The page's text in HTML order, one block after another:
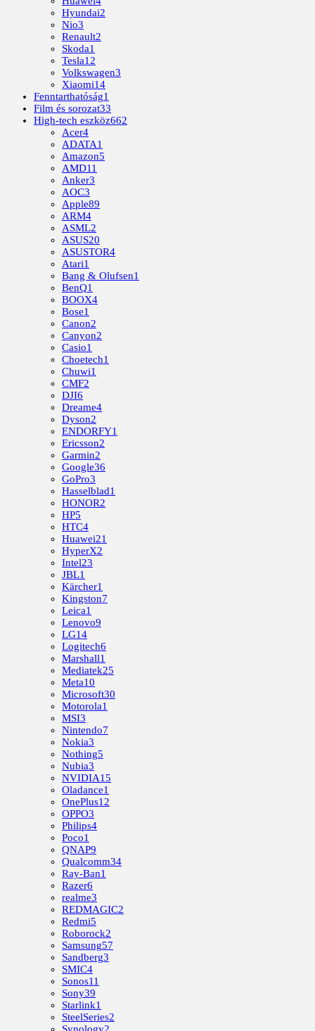
Hyundai2
Nio3
Renault2
Skoda1
Tesla12
Volkswagen3
Xiaomi14
Fenntarthatóság1
Film és sorozat33
High-tech eszköz662
Acer4
ADATA1
Amazon5
AMD11
Anker3
AOC3
Apple89
ARM4
ASML2
ASUS20
ASUSTOR4
Atari1
Bang & Olufsen1
BenQ1
BOOX4
Bose1
Canon2
Canyon2
Casio1
Choetech1
Chuwi1
CMF2
DJI6
Dreame4
Dyson2
ENDORFY1
Ericsson2
Garmin2
Google36
GoPro3
Hasselblad1
HONOR2
HP5
HTC4
Huawei21
HyperX2
Intel23
JBL1
Kärcher1
Kingston7
Leica1
Lenovo9
LG14
Logitech6
Marshall1
Mediatek25
Meta10
Microsoft30
Motorola1
MSI3
Nintendo7
Nokia3
Nothing5
Nubia3
NVIDIA15
Oladance1
OnePlus12
OPPO3
Philips4
Poco1
QNAP9
Qualcomm34
Ray-Ban1
Razer6
realme3
REDMAGIC2
Redmi5
Roborock2
Samsung57
Sandberg3
SMIC4
Sonos11
Sony39
Starlink1
SteelSeries2